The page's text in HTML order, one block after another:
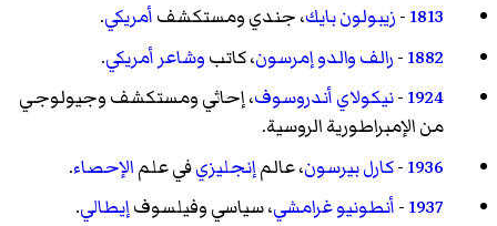
1813
-زيبولون بايك، جندي ومستكشفأمريكي.
1882
-رالف والدو إمرسون، كاتبوشاعر أمريكي.
1924
-نيكولاي أندروسوف، إحاثي ومستكشف وجيولوجي
من الإمبراطورية الروسية.
1936
-كارل بيرسون، عالمإنجليزيفي علمالإحصاء.
1937
-أنطونيو غرامشي، سياسي وفيلسوفإيطالي.